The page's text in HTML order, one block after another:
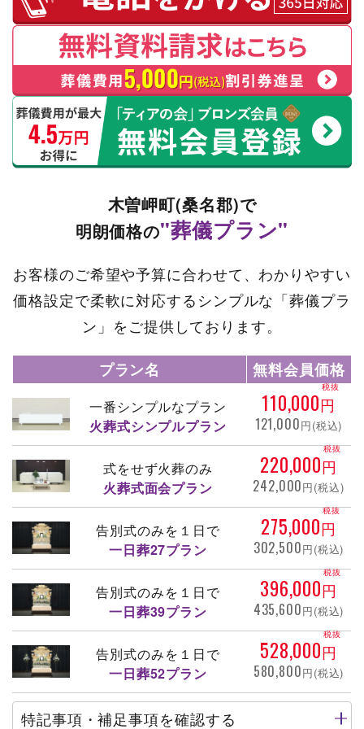
木曽岬町(桑名郡)で
明朗価格の"葬儀プラン"
お客様のご希望や予算に合わせて、わかりやすい
価格設定で柔軟に対応するシンプルな「葬儀プラ
ン」をご提供しております。
プラン名 無料会員価格
一番シンプルなプラン
火葬式シンプルプラン
110,000円
税抜
121,000円(税込)
式をせず火葬のみ
火葬式面会プラン
220,000円
税抜
242,000円(税込)
告別式のみを１日で
一日葬27プラン
275,000円
税抜
302,500円(税込)
告別式のみを１日で
一日葬39プラン
396,000円
税抜
435,600円(税込)
告別式のみを１日で
一日葬52プラン
528,000円
税抜
580,800円(税込)
特記事項・補足事項を確認する